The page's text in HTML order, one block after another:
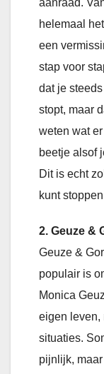
aanraad.
helemaal
een
stap voor
dat je
stopt, maar
weten wat
beetje alsof
Dit is echt
kunt
2. Geuze &
Geuze &
populair is
Monica
eigen leven,
situaties.
pijnlijk,